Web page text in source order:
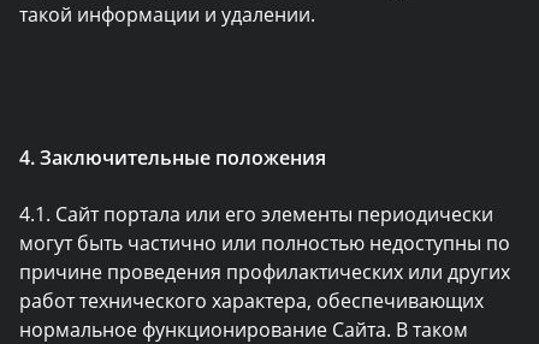
такой информации и удалении.
4. Заключительные положения
4.1. Сайт портала или его элементы периодически
могут быть частично или полностью недоступны по
причине проведения профилактических или других
работ технического характера, обеспечивающих
нормальное функционирование Сайта. В таком